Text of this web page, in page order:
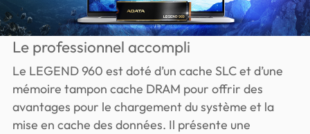
Le professionnel accompli
Le LEGEND 960 est doté d’un cache SLC et d’une
mémoire tampon cache DRAM pour offrir des
avantages pour le chargement du système et la
mise en cache des données. Il présente une